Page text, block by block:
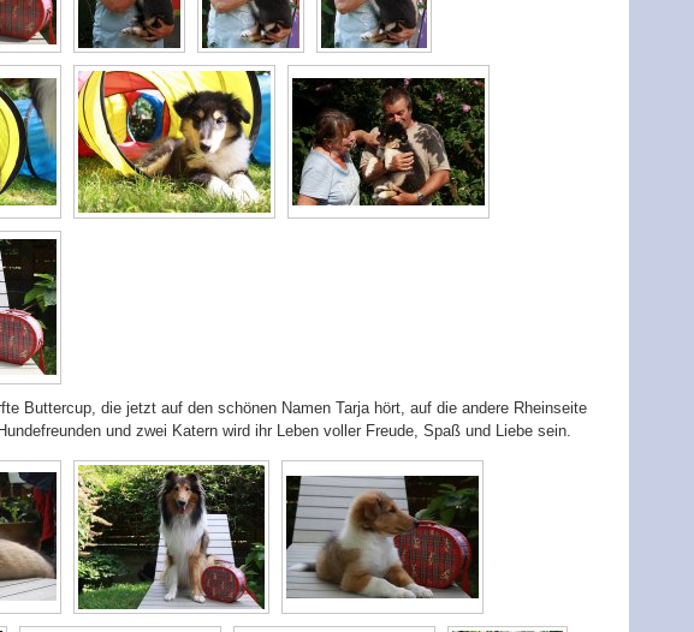
Buttercup, die jetzt auf den schönen Namen Tarja hört, auf die andere Rheinseite
und zwei Katern wird ihr Leben voller Freude, Spaß und Liebe sein.